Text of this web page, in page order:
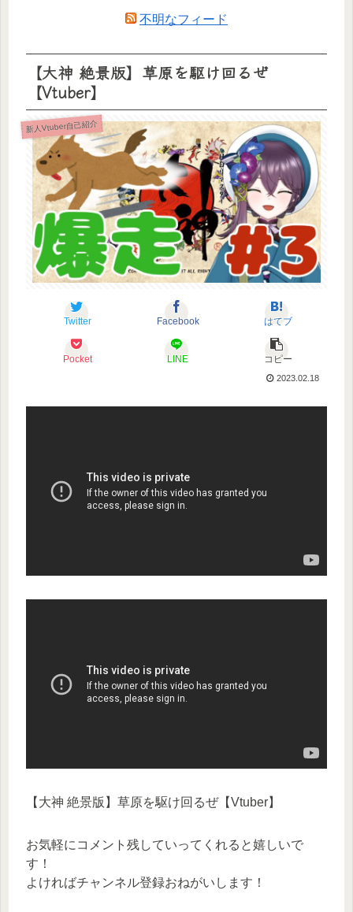
不明なフィード
【大神 絶景版】草原を駆け回るぜ
【Vtuber】
新人Vtuber自己紹介
Twitter Facebook はてブ
Pocket LINE コピー
2023.02.18
【大神 絶景版】草原を駆け回るぜ【Vtuber】
お気軽にコメント残していってくれると嬉しいで
す！
よければチャンネル登録おねがいします！